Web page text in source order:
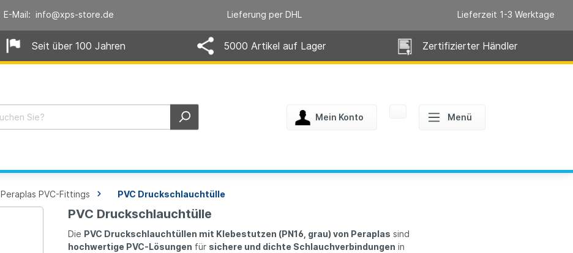
E-Mail: info@xps-store.de Lieferung per DHL Lieferzeit 1-3 Werktage
Seit über 100 Jahren 5000 Artikel auf Lager Zertifizierter Händler
Mein Konto Menü
Peraplas PVC-Fittings PVC Druckschlauchtülle
PVC Druckschlauchtülle
Die PVC Druckschlauchtüllen mit Klebestutzen (PN16, grau) von Peraplas sind
hochwertige PVC-Lösungen für sichere und dichte Schlauchverbindungen in